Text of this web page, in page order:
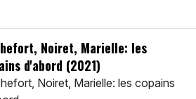
Noiret, Marielle: les
d'abord (2021)
Noiret, Marielle: les copains